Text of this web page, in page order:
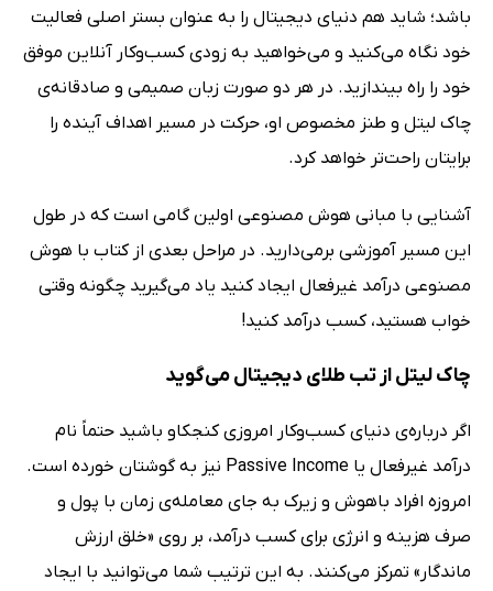
باشد؛ شاید هم دنیای دیجیتال را به عنوان بستر اصلی فعالیت
خود نگاه می‌کنید و می‌خواهید به زودی کسب‌وکار آنلاین موفق
خود را راه بیندازید. در هر دو صورت زبان صمیمی و صادقانه‌ی
چاک لیتل و طنز مخصوص او، حرکت در مسیر اهداف آینده را
برایتان راحت‌تر خواهد کرد.
آشنایی با مبانی هوش مصنوعی اولین گامی است که در طول
این مسیر آموزشی برمی‌دارید. در مراحل بعدی از کتاب با هوش
مصنوعی درآمد غیرفعال ایجاد کنید یاد می‌گیرید چگونه وقتی
خواب هستید، کسب درآمد کنید!
چاک لیتل از تب طلای دیجیتال می‌گوید
اگر درباره‌ی دنیای کسب‌وکار امروزی کنجکاو باشید حتماً نام
درآمد غیرفعال یا Passive Income نیز به گوشتان خورده است.
امروزه افراد باهوش و زیرک به جای معامله‌ی زمان با پول و
صرف هزینه و انرژی برای کسب درآمد، بر روی «خلق ارزش
ماندگار» تمرکز می‌کنند. به این ترتیب شما می‌توانید با ایجاد